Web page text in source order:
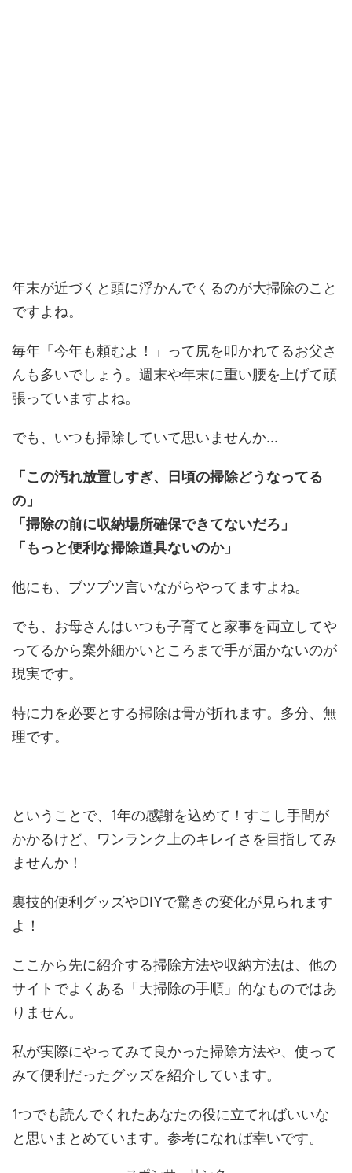
年末が近づくと頭に浮かんでくるのが大掃除のこと
ですよね。
毎年「今年も頼むよ！」って尻を叩かれてるお父さ
んも多いでしょう。週末や年末に重い腰を上げて頑
張っていますよね。
でも、いつも掃除していて思いませんか...
「この汚れ放置しすぎ、日頃の掃除どうなってる
の」
「掃除の前に収納場所確保できてないだろ」
「もっと便利な掃除道具ないのか」
他にも、ブツブツ言いながらやってますよね。
でも、お母さんはいつも子育てと家事を両立してや
ってるから案外細かいところまで手が届かないのが
現実です。
特に力を必要とする掃除は骨が折れます。多分、無
理です。
ということで、1年の感謝を込めて！すこし手間が
かかるけど、ワンランク上のキレイさを目指してみ
ませんか！
裏技的便利グッズやDIYで驚きの変化が見られます
よ！
ここから先に紹介する掃除方法や収納方法は、他の
サイトでよくある「大掃除の手順」的なものではあ
りません。
私が実際にやってみて良かった掃除方法や、使って
みて便利だったグッズを紹介しています。
1つでも読んでくれたあなたの役に立てればいいな
と思いまとめています。参考になれば幸いです。